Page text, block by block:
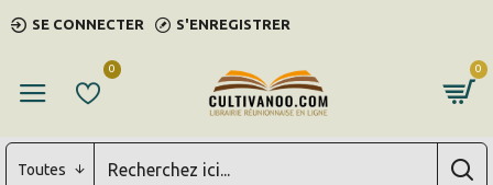
SE CONNECTER S'ENREGISTRER
0 0
Toutes